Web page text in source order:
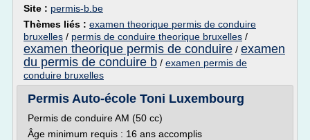
Site : permis-b.be
Thèmes liés : examen theorique permis de conduire
bruxelles / permis de conduire theorique bruxelles /
examen theorique permis de conduire / examen
du permis de conduire b / examen permis de
conduire bruxelles
Permis Auto-école Toni Luxembourg
Permis de conduire AM (50 cc)
Âge minimum requis : 16 ans accomplis